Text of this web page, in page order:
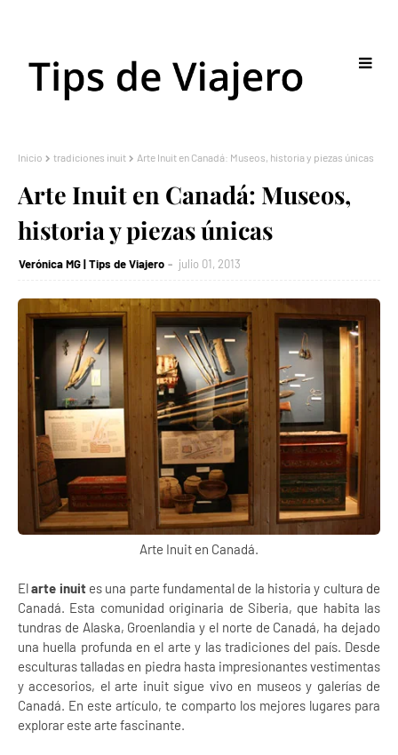
Inicio tradiciones inuit Arte Inuit en Canadá: Museos, historia y piezas únicas
Arte Inuit en Canadá: Museos,
historia y piezas únicas
Verónica MG | Tips de Viajero julio 01, 2013
Arte Inuit en Canadá.
Elarte inuites una parte fundamental de la historia y cultura de
Canadá. Esta comunidad originaria de Siberia, que habita las
tundras de Alaska, Groenlandia y el norte de Canadá, ha dejado
una huella profunda en el arte y las tradiciones del país. Desde
esculturas talladas en piedra hasta impresionantes vestimentas
y accesorios, el arte inuit sigue vivo en museos y galerías de
Canadá. En este artículo, te comparto los mejores lugares para
explorar este arte fascinante.